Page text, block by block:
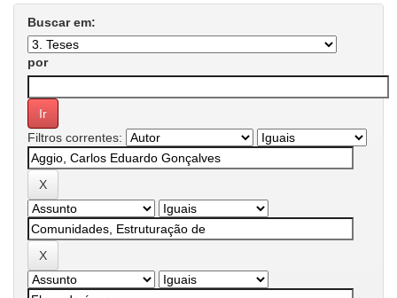
Buscar em:
por
Filtros correntes: